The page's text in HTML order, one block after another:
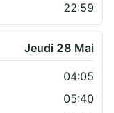
22:59
Jeudi 28 Mai
04:05
05:40